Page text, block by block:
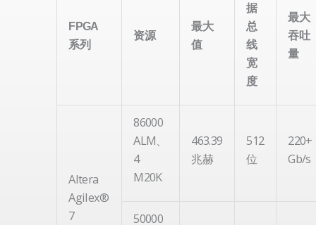
FPGA
系列
资源
最大
值
据
总
线
宽
度
最大
吞吐
量
Altera
Agilex®
7
86000
ALM、
4
M20K
463.39
兆赫
512
位
220+
Gb/s
50000